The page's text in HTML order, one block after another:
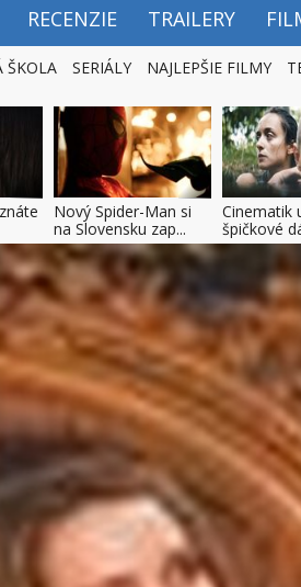
RECENZIE TRAILERY
ŠKOLA SERIÁLY NAJLEPŠIE FILMY
Nový Spider-Man si
na Slovensku zap...
Cinematik
špičkové